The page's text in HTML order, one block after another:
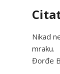
Nikad
mraku.
Đorđe